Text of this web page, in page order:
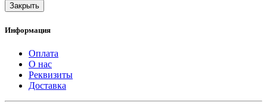
Закрыть
Информация
Оплата
О нас
Реквизиты
Доставка